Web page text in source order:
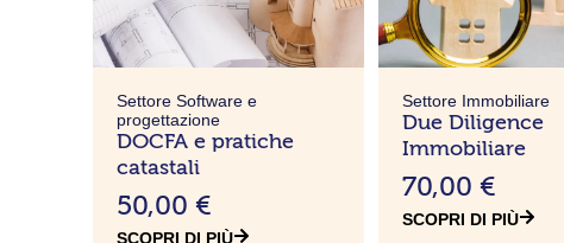
Settore Software e
progettazione
DOCFA e pratiche
catastali
50,00 €
SCOPRI DI PIÙ
Settore Immobiliare
Due Diligence
Immobiliare
70,00 €
SCOPRI DI PIÙ